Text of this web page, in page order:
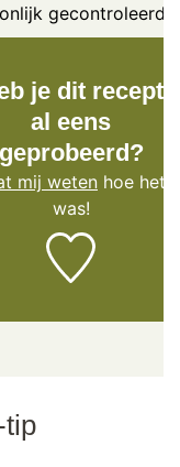
gecontroleerd.
je dit recept
al eens
geprobeerd?
mij weten hoe het
was!
tip